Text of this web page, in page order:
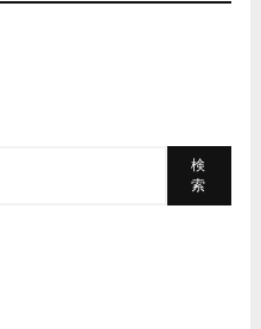
検
索